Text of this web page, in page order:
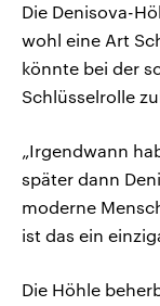
Die Denisova-
wohl eine Art
könnte bei der
Schlüsselrolle
„Irgendwann
später dann
moderne
ist das ein
Die Höhle